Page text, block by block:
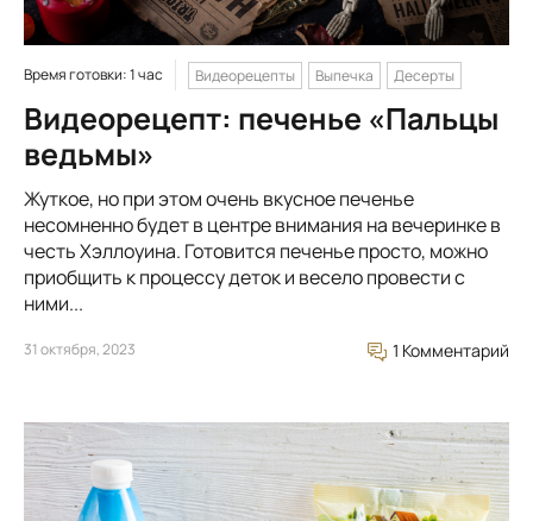
Время готовки: 1 час Видеорецепты Выпечка Десерты
Видеорецепт: печенье «Пальцы
ведьмы»
Жуткое, но при этом очень вкусное печенье
несомненно будет в центре внимания на вечеринке в
честь Хэллоуина. Готовится печенье просто, можно
приобщить к процессу деток и весело провести с
ними...
31 октября, 2023 1 Комментарий